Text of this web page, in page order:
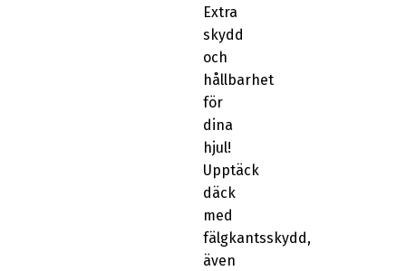
Extra
skydd
och
hållbarhet
för
dina
hjul!
Upptäck
däck
med
fälgkantsskydd,
även